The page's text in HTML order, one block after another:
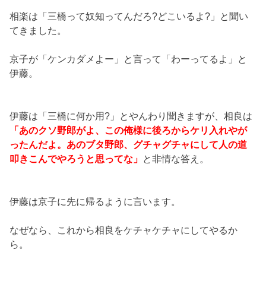
相楽は「三橋って奴知ってんだろ?どこいるよ?」と聞い
てきました。
京子が「ケンカダメよー」と言って「わーってるよ」と
伊藤。
伊藤は「三橋に何か用?」とやんわり聞きますが、相良は
「あのクソ野郎がよ、この俺様に後ろからケリ入れやが
ったんだよ。あのブタ野郎、グチャグチャにして人の道
叩きこんでやろうと思ってな」 と非情な答え。
伊藤は京子に先に帰るように言います。
なぜなら、これから相良をケチャケチャにしてやるか
ら。